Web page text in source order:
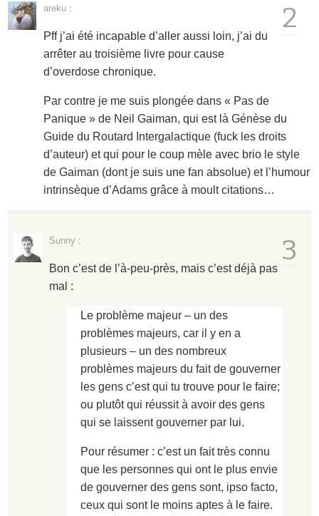
2
areku :
Pff j’ai été incapable d’aller aussi loin, j’ai du
arrêter au troisième livre pour cause
d’overdose chronique.
Par contre je me suis plongée dans « Pas de
Panique » de Neil Gaiman, qui est là Génèse du
Guide du Routard Intergalactique (fuck les droits
d’auteur) et qui pour le coup mèle avec brio le style
de Gaiman (dont je suis une fan absolue) et l’humour
intrinsèque d’Adams grâce à moult citations…
3
Sunny :
Bon c’est de l’à-peu-près, mais c’est déjà pas
mal :
Le problème majeur – un des
problèmes majeurs, car il y en a
plusieurs – un des nombreux
problèmes majeurs du fait de gouverner
les gens c’est qui tu trouve pour le faire;
ou plutôt qui réussit à avoir des gens
qui se laissent gouverner par lui.
Pour résumer : c’est un fait très connu
que les personnes qui ont le plus envie
de gouverner des gens sont, ipso facto,
ceux qui sont le moins aptes à le faire.